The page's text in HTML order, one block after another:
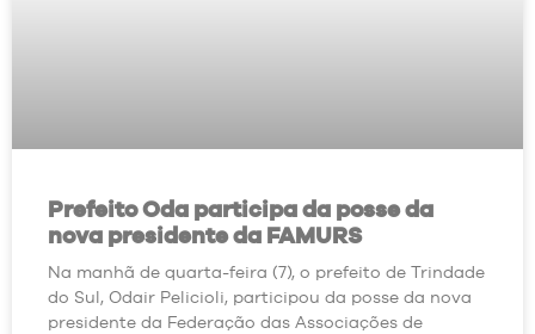
Prefeito Oda participa da posse da
nova presidente da FAMURS
Na manhã de quarta-feira (7), o prefeito de Trindade
do Sul, Odair Pelicioli, participou da posse da nova
presidente da Federação das Associações de